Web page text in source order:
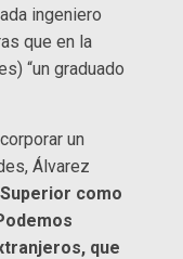
ingeniero
que en la
“un graduado
un
Álvarez
como
que